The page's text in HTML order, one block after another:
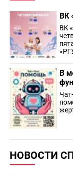
ВК
ВК
В
НОВОСТИ